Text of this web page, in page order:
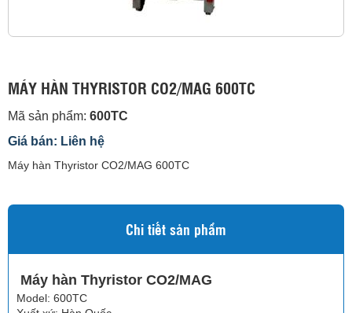
MÁY HÀN THYRISTOR CO2/MAG 600TC
Mã sản phẩm: 600TC
Giá bán: Liên hệ
Máy hàn Thyristor CO2/MAG 600TC
Chi tiết sản phẩm
Máy hàn Thyristor CO2/MAG
Model: 600TC